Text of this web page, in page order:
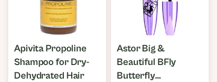
Apivita Propoline
Shampoo for Dry-
Dehydrated Hair
Astor Big &
Beautiful BFly
Butterfly